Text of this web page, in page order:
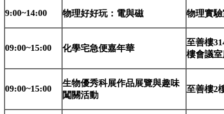
9:00~14:00 物理好好玩：電與磁 物理實驗
09:00~15:00 化學宅急便嘉年華
至善樓
樓會議
09:00~15:00
生物優秀科展作品展覽與趣味
闖關活動
至善樓2